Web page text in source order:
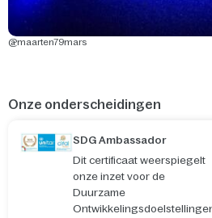
@maarten79mars
Onze onderscheidingen
SDG Ambassador
Dit certificaat weerspiegelt
onze inzet voor de
Duurzame